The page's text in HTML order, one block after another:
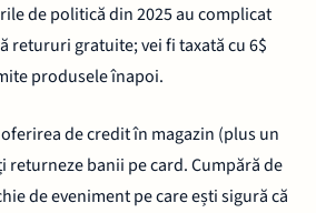
de politică din 2025 au complicat
retururi gratuite; vei fi taxată cu 6$
produsele înapoi.
de credit în magazin (plus un
returneze banii pe card. Cumpără de
de eveniment pe care ești sigură că